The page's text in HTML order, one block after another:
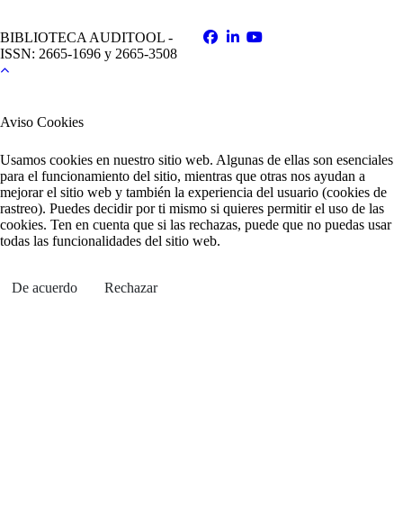
BIBLIOTECA AUDITOOL -
ISSN: 2665-1696 y 2665-3508
Aviso Cookies
Usamos cookies en nuestro sitio web. Algunas de ellas son esenciales
para el funcionamiento del sitio, mientras que otras nos ayudan a
mejorar el sitio web y también la experiencia del usuario (cookies de
rastreo). Puedes decidir por ti mismo si quieres permitir el uso de las
cookies. Ten en cuenta que si las rechazas, puede que no puedas usar
todas las funcionalidades del sitio web.
De acuerdo Rechazar